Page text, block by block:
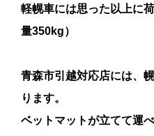
軽幌車には思った以上に
量350kg）
青森市引越対応店には、
ります。
ベットマットが立てて運べ